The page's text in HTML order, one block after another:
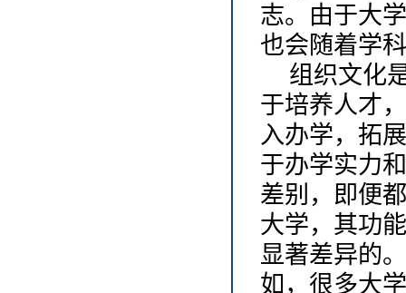
志。由于大
也会随着学
组织文化
于培养人才
入办学，拓
于办学实力
差别，即便
大学，其功
显著差异的
如，很多大